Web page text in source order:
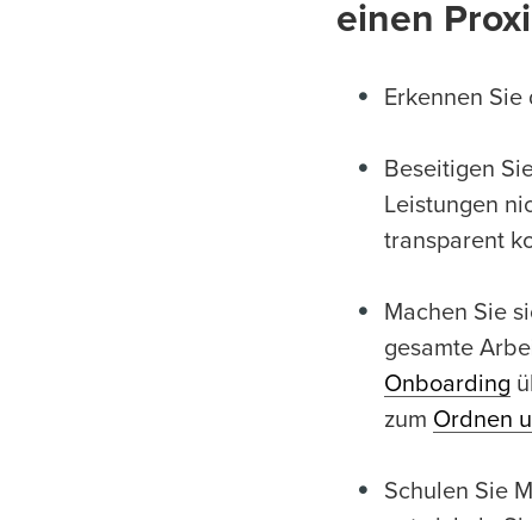
einen
Erkennen
Beseitigen
Leistungen
transparent
Machen Sie
gesamte
Onboarding
zum Ordnen
Schulen Sie